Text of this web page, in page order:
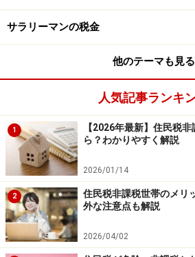
す。それに比べるとシングルの人
少し多いのです。
さて、Ｋ子さんの年収400万円の
まだ差し引けるものがあるんですよ
次のページは「社会保険料には税金
「所得税はいくら？」です＞＞
※記事内容は執筆時点のものです。最新
い。
本記事の内容は一般的な情報提供を目的
商品や投資行動を推奨するものではありま
投資や資産運用に関する最終的なご判断
サラリーマンの税金
他のテーマも見る
人気記事ランキ
1
【2026年最新】住民税
ら？わかりやすく解説
2026/01/14
2
住民税非課税世帯のメリ
外な注意点も解説
2026/04/02